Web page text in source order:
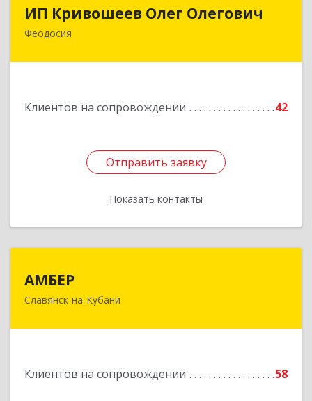
ИП Кривошеев Олег Олегович
Феодосия
Клиентов на сопровождении 42
Отправить заявку
Показать контакты
Отправить заявку
Назад
АМБЕР
Славянск-на-Кубани
Клиентов на сопровождении 58
353562, Краснодарский край, Славянский р-н,